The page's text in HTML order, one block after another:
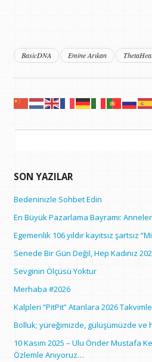
BasicDNA Emine Arıkan
Arama:
SON YAZILAR
Bedeninizle Sohbet Edin
En Büyük Pazarlama Bayramı:
Egemenlik 106 yıldır kayıtsız şartsız
Senede Bir Gün Değil, Hep Kadınız
Sevginin Ölçüsü Yoktur
Merhaba #2026
Kalpleri “PitPit” Atanlara 2026
Bolluk; yüreğimizde, gülüşümüzde
10 Kasım 2025 – Ulu Önder Mustafa
Özlemle Anıyoruz…